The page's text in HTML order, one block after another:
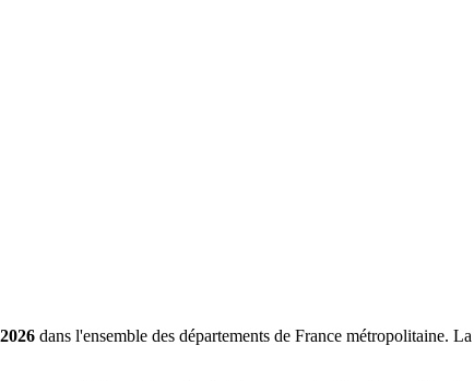
dans l'ensemble des départements de France métropolitaine.